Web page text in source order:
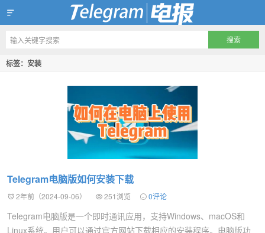
Telegram官方下载资讯网
标签：安装
Telegram电脑版如何安装下载
2年前（2024-09-06） 251浏览 0评论
Telegram电脑版是一个即时通讯应用，支持Windows、macOS和
Linux系统。用户可以通过官方网站下载相应的安装程序。电脑版功